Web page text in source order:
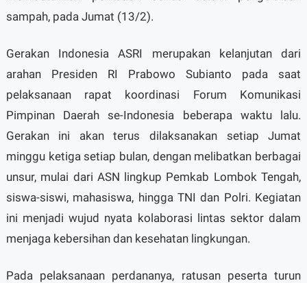
sampah, pada Jumat (13/2).
Gerakan Indonesia ASRI merupakan kelanjutan dari
arahan Presiden RI Prabowo Subianto pada saat
pelaksanaan rapat koordinasi Forum Komunikasi
Pimpinan Daerah se-Indonesia beberapa waktu lalu.
Gerakan ini akan terus dilaksanakan setiap Jumat
minggu ketiga setiap bulan, dengan melibatkan berbagai
unsur, mulai dari ASN lingkup Pemkab Lombok Tengah,
siswa-siswi, mahasiswa, hingga TNI dan Polri. Kegiatan
ini menjadi wujud nyata kolaborasi lintas sektor dalam
menjaga kebersihan dan kesehatan lingkungan.
Pada pelaksanaan perdananya, ratusan peserta turun